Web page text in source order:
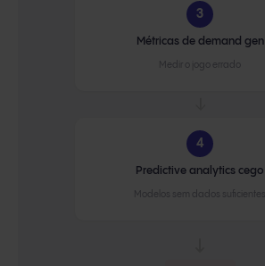
3
Métricas de demand gen
Medir o jogo errado
4
Predictive analytics cego
Modelos sem dados suficientes